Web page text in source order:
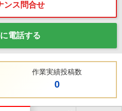
ンス問合せ
電話する
作業実績投稿数
0